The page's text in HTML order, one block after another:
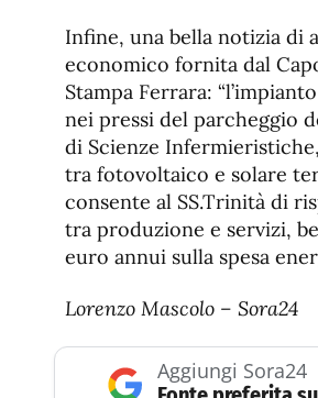
Infine, una bella notizia di
economico fornita dal
Stampa Ferrara:
nei pressi del parcheggio
di Scienze
tra fotovoltaico e solare
consente al SS.Trinità di
tra produzione e servizi,
euro annui sulla spesa
Lorenzo Mascolo – Sora24
Aggiungi Sora24